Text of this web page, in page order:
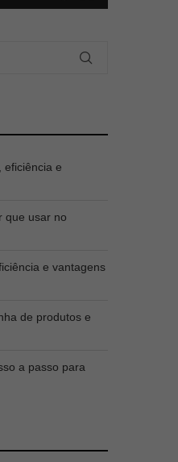
eficiência e
que usar no
e vantagens
de produtos e
a passo para